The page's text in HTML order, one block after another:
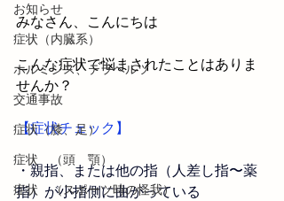
お知らせ
症状（内臓系）
ホルミシス、テラヘルツ
交通事故
症状（膝、足）
症状 （頭 顎）
症状 （スポーツ時の怪我）
みなさん、こんにちは
こんな症状で悩まされたことはありま
せんか？
【症状チェック】
・親指、または他の指（人差し指〜薬
指）が小指側に曲がっている